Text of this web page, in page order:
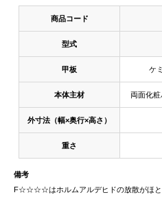
商品コード
型式
甲板 ケ
本体主材 両面化
外寸法（幅×奥行×高さ）
重さ
備考
F☆☆☆☆はホルムアルデヒドの放散がほと